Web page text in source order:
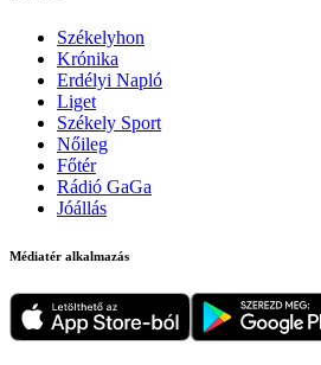
Székelyhon
Krónika
Erdélyi Napló
Liget
Székely Sport
Nőileg
Főtér
Rádió GaGa
Jóállás
Médiatér alkalmazás